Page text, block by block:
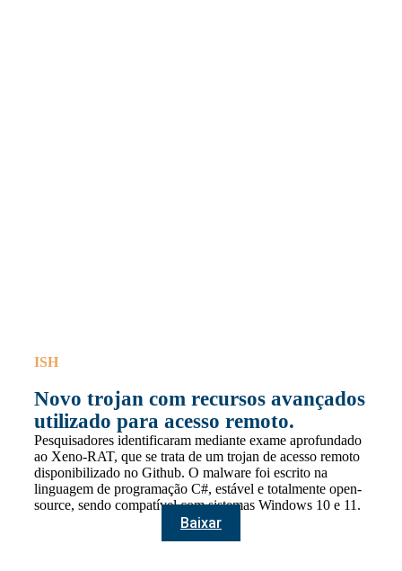
ISH
Novo trojan com recursos avançados
utilizado para acesso remoto.
Pesquisadores identificaram mediante exame aprofundado
ao Xeno-RAT, que se trata de um trojan de acesso remoto
disponibilizado no Github. O malware foi escrito na
linguagem de programação C#, estável e totalmente open-
source, sendo compatível com sistemas Windows 10 e 11.
Baixar